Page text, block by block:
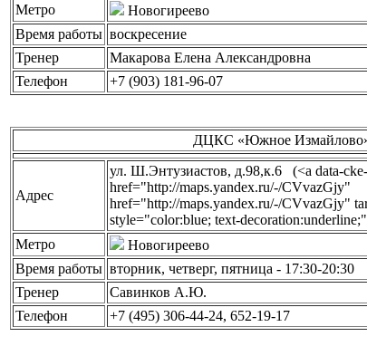
Метро
Новогиреево
Время работы воскресение
Тренер
Макарова Елена Александровна
Телефон
+7 (903) 181-96-07
ДЦКС «Южное
Адрес
ул. Ш.Энтузиастов, д.98,к.6 (<a data-
href="http://maps.yandex.ru/-/CVvazGjy"
href="http://maps.yandex.ru/-/CVvazGjy"
style="color:blue; text-
Метро
Новогиреево
Время работы вторник, четверг, пятница - 17:30-20:30
Тренер
Савинков А.Ю.
Телефон
+7 (495) 306-44-24, 652-19-17